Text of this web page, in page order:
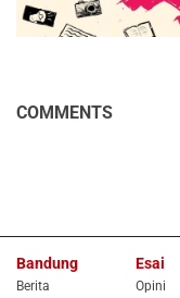
COMMENTS
Bandung
Berita
Esai
Opini